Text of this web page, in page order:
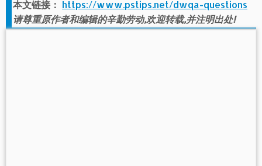
本文链接： https://www.pstips.net/dwqa-questions
请尊重原作者和编辑的辛勤劳动,欢迎转载,并注明出处!